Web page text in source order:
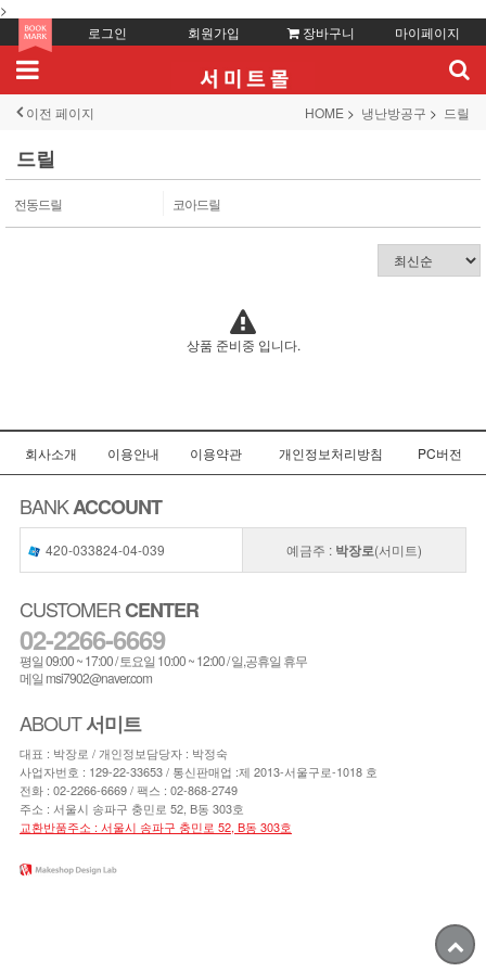
>
로그인
회원가입 장바구니 마이페이지
이전 페이지 HOME 냉난방공구 드릴
드릴
전동드릴 코아드릴
상품 준비중 입니다.
회사소개 이용안내 이용약관 개인정보처리방침 PC버전
BANKACCOUNT
420-033824-04-039 예금주 : 박장로(서미트)
CUSTOMERCENTER
02-2266-6669
평일 09:00 ~ 17:00 / 토요일 10:00 ~ 12:00 / 일,공휴일 휴무
메일 msi7902@naver.com
ABOUT서미트
대표 : 박장로 / 개인정보담당자 : 박정숙
사업자번호 : 129-22-33653 / 통신판매업 :제 2013-서울구로-1018 호
전화 : 02-2266-6669/ 팩스 : 02-868-2749
주소 : 서울시 송파구 충민로 52, B동 303호
교환반품주소 : 서울시 송파구 충민로 52, B동 303호